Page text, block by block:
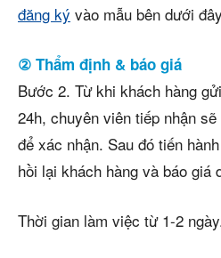
đăng ký vào mẫu bên dưới
② Thẩm định & báo giá
Bước 2. Từ khi khách hàng
24h, chuyên viên tiếp nhận
để xác nhận. Sau đó tiến
hồi lại khách hàng và báo giá
Thời gian làm việc từ 1-2